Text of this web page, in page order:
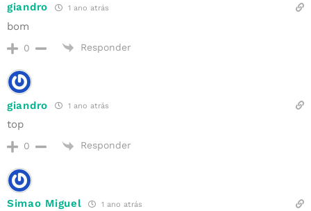
giandro 1 ano atrás
bom
0 Responder
giandro 1 ano atrás
top
0 Responder
Simao Miguel 1 ano atrás